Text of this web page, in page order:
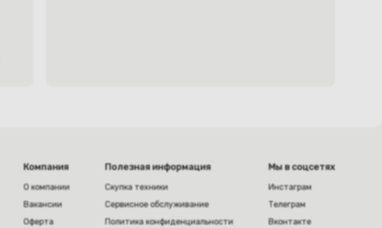
Компания
О компании
Вакансии
Оферта
Полезная информация
Скупка техники
Сервисное обслуживание
Политика конфиденциальности
Мы в соцсетях
Инстаграм
Телеграм
Вконтакте